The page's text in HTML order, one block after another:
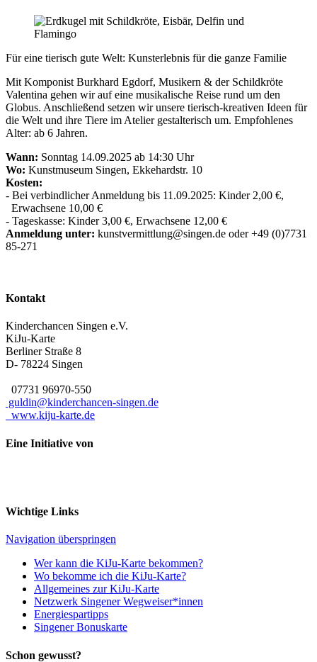
Für eine tierisch gute Welt: Kunsterlebnis für die ganze Familie
Mit Komponist Burkhard Egdorf, Musikern & der Schildkröte
Valentina gehen wir auf eine musikalische Reise rund um den
Globus. Anschließend setzen wir unsere tierisch-kreativen Ideen für
die Welt und ihre Tiere im Atelier gestalterisch um. Empfohlenes
Alter: ab 6 Jahren.
Wann: Sonntag 14.09.2025 ab 14:30 Uhr
Wo: Kunstmuseum Singen, Ekkehardstr. 10
Kosten:
- Bei verbindlicher Anmeldung bis 11.09.2025: Kinder 2,00 €,
Erwachsene 10,00 €
- Tageskasse: Kinder 3,00 €, Erwachsene 12,00 €
Anmeldung unter: kunstvermittlung@singen.de oder +49 (0)7731
85-271
Kontakt
Kinderchancen Singen e.V.
KiJu-Karte
Berliner Straße 8
D- 78224 Singen
07731 96970-550
guldin@kinderchancen-singen.de
www.kiju-karte.de
Eine Initiative von
Wichtige Links
Navigation überspringen
Wer kann die KiJu-Karte bekommen?
Wo bekomme ich die KiJu-Karte?
Allgemeines zur KiJu-Karte
Netzwerk Singener Wegweiser*innen
Energiespartipps
Singener Bonuskarte
Schon gewusst?